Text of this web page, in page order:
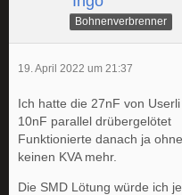
Bohnenverbrenner
19. April 2022 um 21:37
Ich hatte die 27nF von
10nF parallel drübergelötet
Funktionierte danach ja
keinen KVA mehr.
Die SMD Lötung würde ich